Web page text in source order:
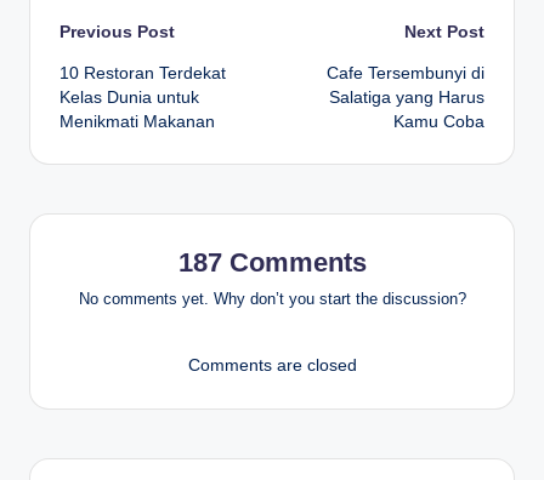
Post
navigation
Previous Post
10 Restoran Terdekat
Kelas Dunia untuk
Menikmati Makanan
Next Post
Cafe Tersembunyi di
Salatiga yang Harus
Kamu Coba
187 Comments
No comments yet. Why don’t you start the discussion?
Comments are closed